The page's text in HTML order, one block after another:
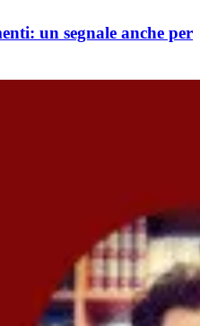
un segnale anche per